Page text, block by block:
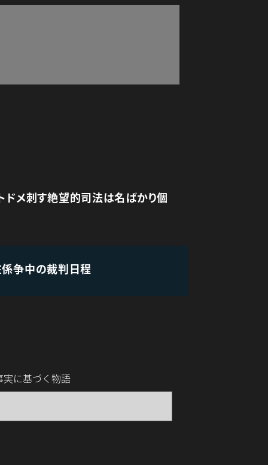
ドメ刺す絶望的司法は名ばかり個
争中の裁判日程
に基づく物語